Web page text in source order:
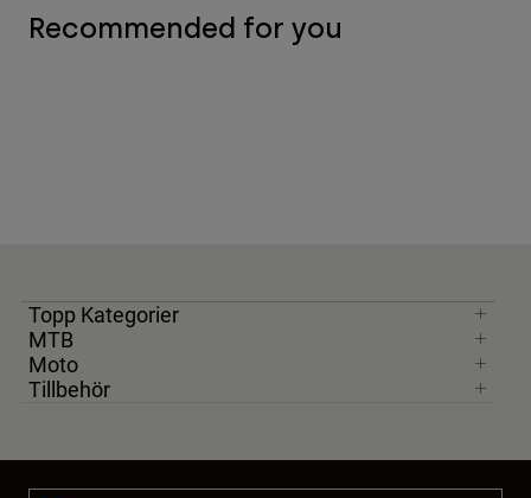
Recommended for you
Topp Kategorier
MTB
Moto
Tillbehör